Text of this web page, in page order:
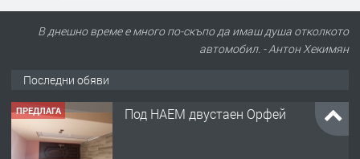
В днешно време е много по-скъпо да имаш душа отколкото
автомобил. - Антон Хекимян
Последни обяви
ПРЕДЛАГА Под НАЕМ двустаен Орфей